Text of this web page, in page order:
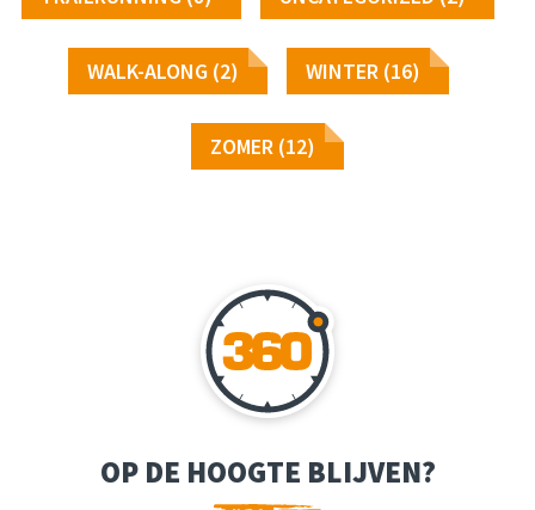
WALK-ALONG (2) WINTER (16)
ZOMER (12)
OP DE HOOGTE BLIJVEN?